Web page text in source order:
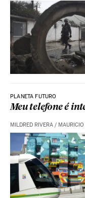
PLANETA FUTURO
Meu telefone é
MILDRED RIVERA /